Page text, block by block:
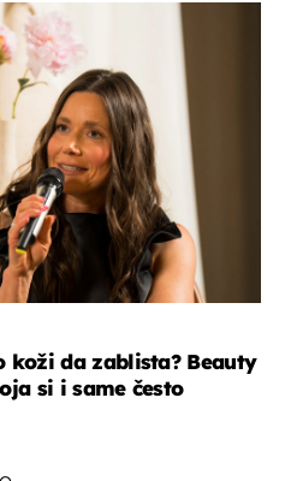
koži da zablista? Beauty
si i same često